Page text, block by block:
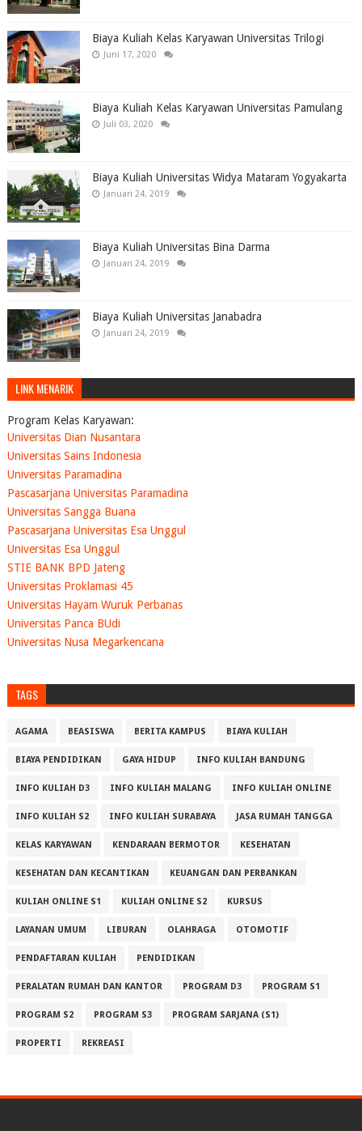
Biaya Kuliah Kelas Karyawan Universitas Trilogi
Juni 17, 2020
Biaya Kuliah Kelas Karyawan Universitas Pamulang
Juli 03, 2020
Biaya Kuliah Universitas Widya Mataram Yogyakarta
Januari 24, 2019
Biaya Kuliah Universitas Bina Darma
Januari 24, 2019
Biaya Kuliah Universitas Janabadra
Januari 24, 2019
LINK MENARIK
Program Kelas Karyawan:
Universitas Dian Nusantara
Universitas Sains Indonesia
Universitas Paramadina
Pascasarjana Universitas Paramadina
Universitas Sangga Buana
Pascasarjana Universitas Esa Unggul
Universitas Esa Unggul
STIE BANK BPD Jateng
Universitas Proklamasi 45
Universitas Hayam Wuruk Perbanas
Universitas Panca BUdi
Universitas Nusa Megarkencana
TAGS
AGAMA BEASISWA BERITA KAMPUS BIAYA KULIAH
BIAYA PENDIDIKAN GAYA HIDUP INFO KULIAH BANDUNG
INFO KULIAH D3 INFO KULIAH MALANG INFO KULIAH ONLINE
INFO KULIAH S2 INFO KULIAH SURABAYA JASA RUMAH TANGGA
KELAS KARYAWAN KENDARAAN BERMOTOR KESEHATAN
KESEHATAN DAN KECANTIKAN KEUANGAN DAN PERBANKAN
KULIAH ONLINE S1 KULIAH ONLINE S2 KURSUS
LAYANAN UMUM LIBURAN OLAHRAGA OTOMOTIF
PENDAFTARAN KULIAH PENDIDIKAN
PERALATAN RUMAH DAN KANTOR PROGRAM D3 PROGRAM S1
PROGRAM S2 PROGRAM S3 PROGRAM SARJANA (S1)
PROPERTI REKREASI